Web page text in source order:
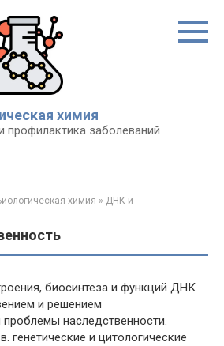
химия
профилактика заболеваний
химия » ДНК и
биосинтеза и функций ДНК
и решением
наследственности.
генетические и цитологические